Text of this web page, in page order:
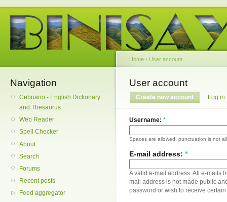
Navigation
Cebuano - English Dictionary
and Thesaurus
Web Reader
Spell Checker
About
Search
Forums
Recent posts
Feed aggregator
Home › User account
User account
Create new account Log in
Username: *
Spaces are allowed; punctuation is not
E-mail address: *
A valid e-mail address. All e-mails
mail address is not made public
password or wish to receive